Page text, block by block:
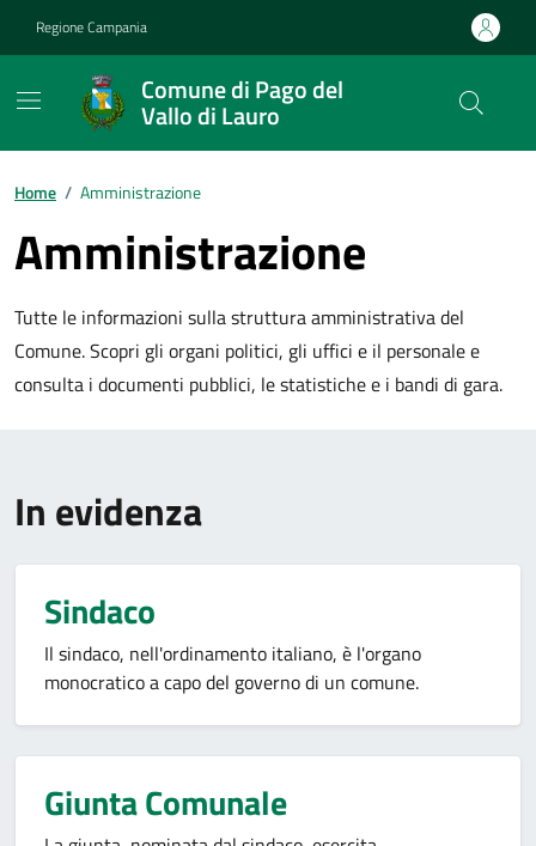
Regione Campania
Comune di Pago del
Vallo di Lauro
Home / Amministrazione
Amministrazione
Tutte le informazioni sulla struttura amministrativa del
Comune. Scopri gli organi politici, gli uffici e il personale e
consulta i documenti pubblici, le statistiche e i bandi di gara.
In evidenza
Sindaco
Il sindaco, nell'ordinamento italiano, è l'organo
monocratico a capo del governo di un comune.
Giunta Comunale